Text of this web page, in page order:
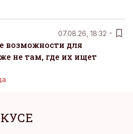
07.08.26, 18:32
возможности для
не там, где их ищет